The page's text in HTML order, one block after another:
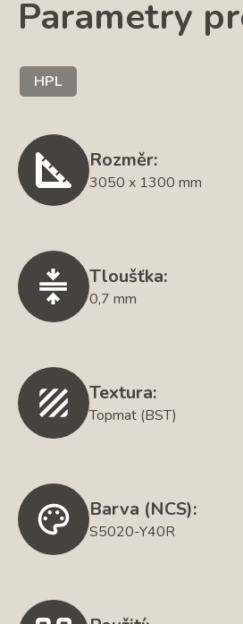
Parametry
HPL
Rozměr:
3050 x 1300 mm
Tloušťka:
0,7 mm
Textura:
Topmat (BST)
Barva (NCS):
S5020-Y40R